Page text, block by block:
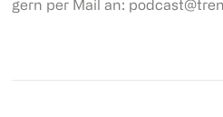
gern per Mail an: